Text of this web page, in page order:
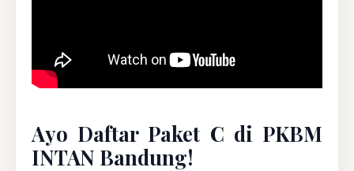
Ayo Daftar Paket C di PKBM
INTAN Bandung!